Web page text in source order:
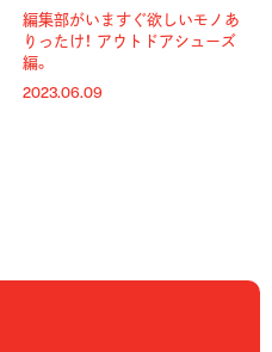
編集部がいますぐ欲しいモノあ
りったけ！ アウトドアシューズ
編。
2023.06.09